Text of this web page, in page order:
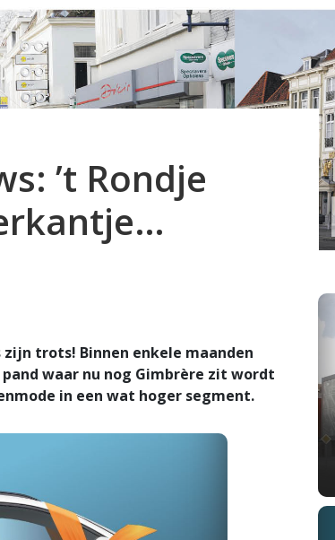
’t Rondje
zijn trots! Binnen enkele maanden
waar nu nog Gimbrère zit wordt
in een wat hoger segment.